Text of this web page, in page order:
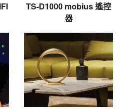
TS-D1000 mobius 遙控
器